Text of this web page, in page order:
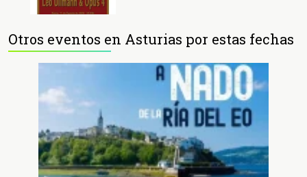
Otros eventos en Asturias por estas fechas